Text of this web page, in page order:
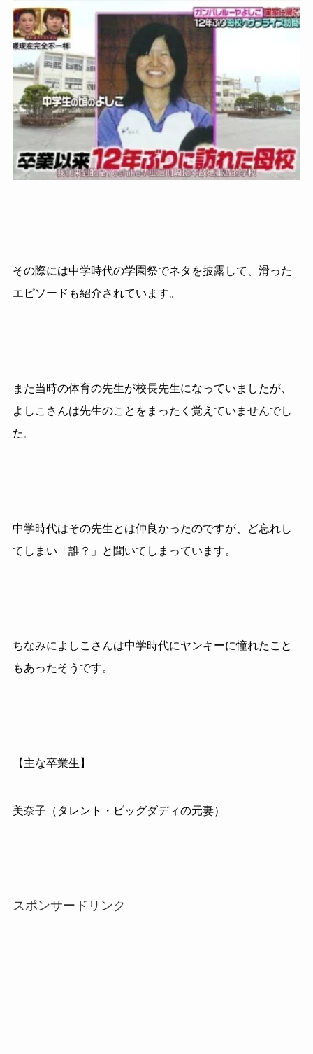
その際には中学時代の学園祭でネタを披露して、滑った
エピソードも紹介されています。
また当時の体育の先生が校長先生になっていましたが、
よしこさんは先生のことをまったく覚えていませんでし
た。
中学時代はその先生とは仲良かったのですが、ど忘れし
てしまい「誰？」と聞いてしまっています。
ちなみによしこさんは中学時代にヤンキーに憧れたこと
もあったそうです。
【主な卒業生】
美奈子（タレント・ビッグダディの元妻）
スポンサードリンク